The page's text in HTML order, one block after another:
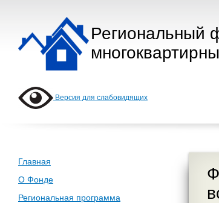
Региональный
Версия для слабовидящих
Главная
О Фонде
Региональная программа